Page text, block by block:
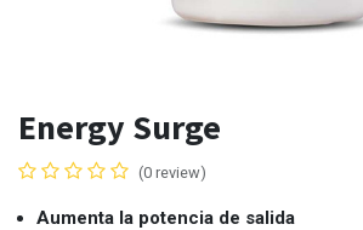
Energy Surge
(0 review)
Aumenta la potencia de salida